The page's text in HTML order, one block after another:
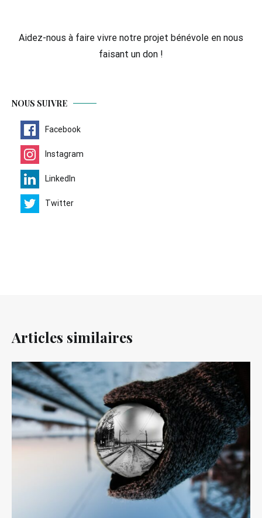
Aidez-nous à faire vivre notre projet bénévole en nous
faisant un don !
NOUS SUIVRE
Facebook
Instagram
LinkedIn
Twitter
Articles similaires